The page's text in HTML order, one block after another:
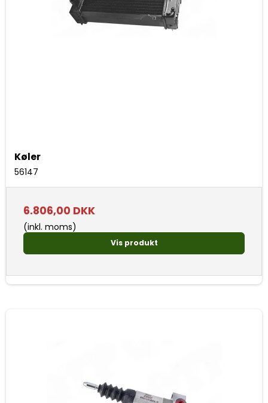
Køler
56147
6.806,00 DKK
(inkl. moms)
Vis produkt